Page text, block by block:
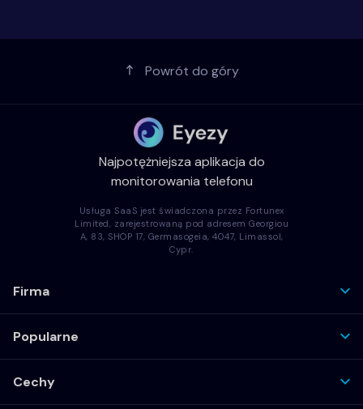
Powrót do góry
Najpotężniejsza aplikacja do
monitorowania telefonu
Usługa SaaS jest świadczona przez Fortunex
Limited, zarejestrowaną pod adresem Georgiou
A, 83, SHOP 17, Germasogeia, 4047, Limassol,
Cypr.
Firma
Popularne
Cechy